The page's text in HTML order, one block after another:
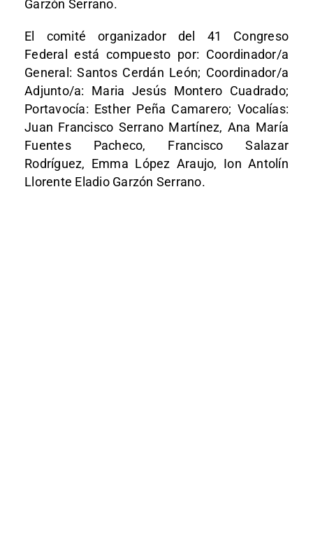
Garzón Serrano.
El comité organizador del 41 Congreso
Federal está compuesto por: Coordinador/a
General: Santos Cerdán León; Coordinador/a
Adjunto/a: Maria Jesús Montero Cuadrado;
Portavocía: Esther Peña Camarero; Vocalías:
Juan Francisco Serrano Martínez, Ana María
Fuentes Pacheco, Francisco Salazar
Rodríguez, Emma López Araujo, Ion Antolín
Llorente Eladio Garzón Serrano.